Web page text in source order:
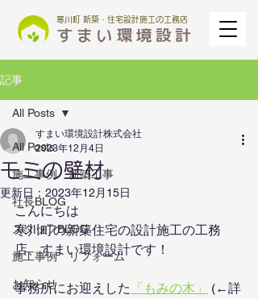
寒川町 新築・住宅設計施工の工務店
記事
All Posts
施工事例 新築工事
社長BLOG
スタッフBLOG
施工事例 リフォーム
お知らせ
All Posts
モミの壁材
すまい環境設計株式会社
2023年12月4日
更新日： 2023年12月15日
こんにちは
寒川町の新築住宅の設計施工の工務
店、すまい環境設計です！
事務所にお迎えした 「もみの木」
(←詳